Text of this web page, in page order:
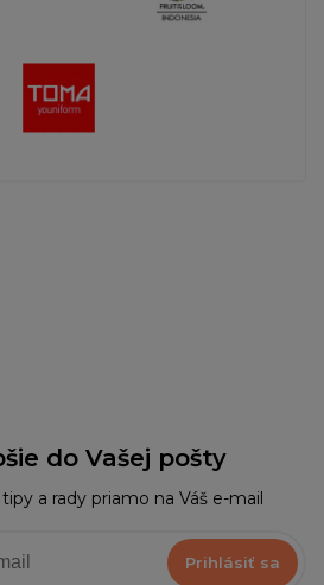
do Vašej pošty
a rady priamo na Váš e-mail
Prihlásiť sa